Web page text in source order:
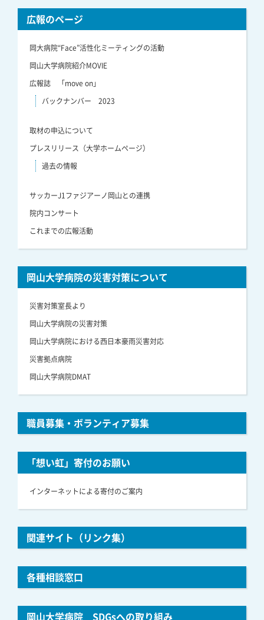
広報のページ
岡大病院“Face”活性化ミーティングの活動
岡山大学病院紹介MOVIE
広報誌 「move on」
バックナンバー 2023
取材の申込について
プレスリリース（大学ホームページ）
過去の情報
サッカーJ1ファジアーノ岡山との連携
院内コンサート
これまでの広報活動
岡山大学病院の災害対策について
災害対策室長より
岡山大学病院の災害対策
岡山大学病院における西日本豪雨災害対応
災害拠点病院
岡山大学病院DMAT
職員募集・ボランティア募集
「想い虹」寄付のお願い
インターネットによる寄付のご案内
関連サイト（リンク集）
各種相談窓口
岡山大学病院 SDGsへの取り組み